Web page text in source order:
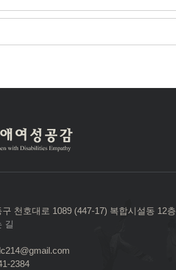
천호대로 1089 (447-17) 복합시설동 12층
길
2384